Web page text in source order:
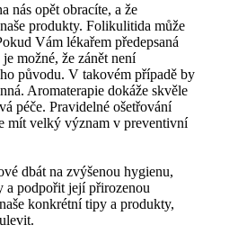
nás opět obracíte, a že
produkty. Folikulitida může
Vám lékařem předepsaná
možné, že zánět není
původu. V takovém případě by
Aromaterapie dokáže skvěle
péče. Pravidelné ošetřování
mít velký význam v preventivní
dbát na zvýšenou hygienu,
a podpořit její přirozenou
konkrétní tipy a produkty,